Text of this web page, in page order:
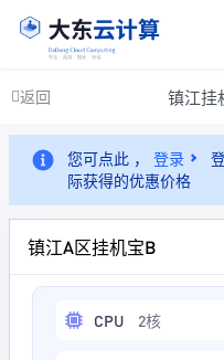
返回 镇江挂
您可点此 ， 登录
际获得的优惠价格
镇江A区挂机宝B
CPU 2核